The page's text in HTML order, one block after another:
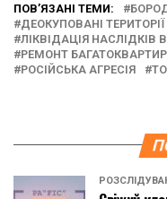
ПОВ’ЯЗАНІ ТЕМИ:
ДЕОКУПОВАНІ ТЕРИТОРІЇ
ЛІКВІДАЦІЯ НАСЛІДКІВ
РЕМОНТ
РОСІЙСЬКА АГРЕСІЯ